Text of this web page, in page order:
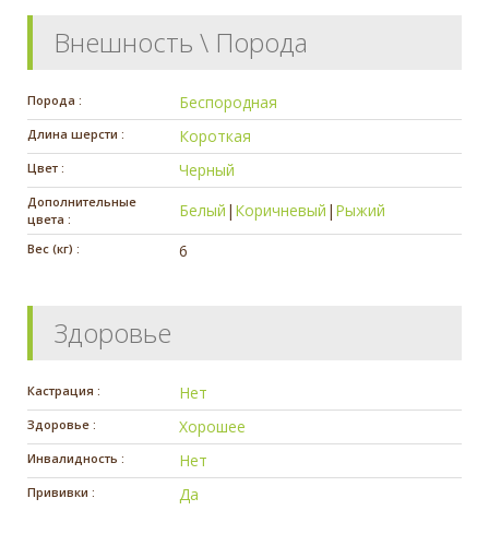
Внешность \ Порода
Порода : Беспородная
Длина шерсти : Короткая
Цвет : Черный
Дополнительные
цвета :
Белый | Коричневый | Рыжий
Вес (кг) : 6
Здоровье
Кастрация : Нет
Здоровье : Хорошее
Инвалидность : Нет
Прививки : Да